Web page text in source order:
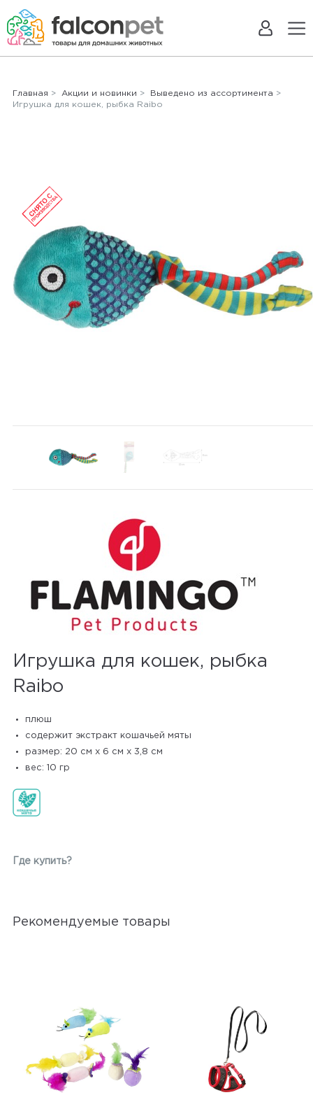
Главная > Акции и новинки > Выведено из ассортимента >
Игрушка для кошек, рыбка Raibo
Игрушка для кошек, рыбка
Raibo
плюш
содержит экстракт кошачьей мяты
размер: 20 см х 6 см х 3,8 см
вес: 10 гр
Где купить?
Рекомендуемые товары